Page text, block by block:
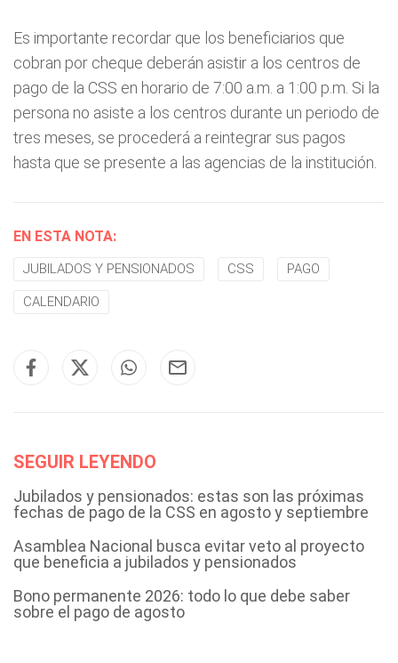
Es importante recordar que los beneficiarios que
cobran por cheque deberán asistir a los centros de
pago de la CSS en horario de 7:00 a.m. a 1:00 p.m. Si la
persona no asiste a los centros durante un periodo de
tres meses, se procederá a reintegrar sus pagos
hasta que se presente a las agencias de la institución.
EN ESTA NOTA:
JUBILADOS Y PENSIONADOS CSS PAGO
CALENDARIO
SEGUIR LEYENDO
Jubilados y pensionados: estas son las próximas
fechas de pago de la CSS en agosto y septiembre
Asamblea Nacional busca evitar veto al proyecto
que beneficia a jubilados y pensionados
Bono permanente 2026: todo lo que debe saber
sobre el pago de agosto